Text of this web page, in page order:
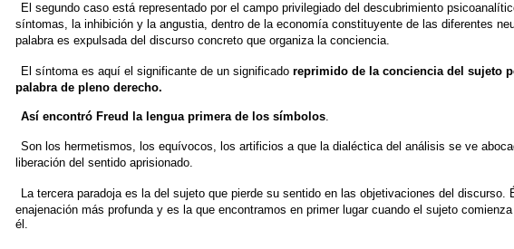
El segundo caso está representado por el campo privilegiado del descubrimiento
síntomas, la inhibición y la angustia, dentro de la economía constituyente de las diferentes
palabra es expulsada del discurso concreto que organiza la conciencia.
El síntoma es aquí el significante de un significado reprimido de la conciencia del sujeto
palabra de pleno derecho.
Así encontró Freud la lengua primera de los símbolos.
Son los hermetismos, los equívocos, los artificios a que la dialéctica del análisis se ve
liberación del sentido aprisionado.
La tercera paradoja es la del sujeto que pierde su sentido en las objetivaciones del discurso.
enajenación más profunda y es la que encontramos en primer lugar cuando el sujeto
él.